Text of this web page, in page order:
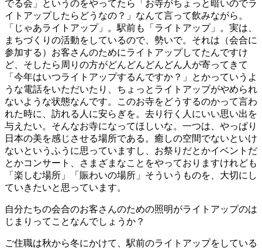
でる会」というのをやってたら「お寺がちょっと暗いのでラ
イトアップしたらどうなの？」なんて言って飲みながら。
「じゃあライトアップ」。駅前も「ライトアップ」。実は、
まちづくりの活動をしているので、勢いで。それは（会合に
参加する）お客さんのためにライトアップしてたんですけ
ど、そしたら周りの方がどんどんどんどん人が寄ってきて
「今年はいつライトアップするんですか？」とかっていうよ
うな電話をいただいたり、ちょっとライトアップがやめられ
ないような状態なんです。このお寺をどうするのかって言わ
れた時に、訪れる人に安らぎを。去り行く人にいい思い出を
与えたい。そんなお寺になってほしいな。一つは、やっぱり
日本の美を感じさせる場所である。癒しの空間でないといけ
ないというふうに思っていますし、お祭りだとかイベントだ
とかコンサート、さまざまなことをやっておりますけれども
「楽しむ場所」「賑わいの場所」そういうものを、大切にし
ていきたいと思っています。
自分たちの会合のお客さんのための照明がライトアップのは
じまりってことなんでしょうか？
ご住職は秋から冬にかけて、駅前のライトアップをしている